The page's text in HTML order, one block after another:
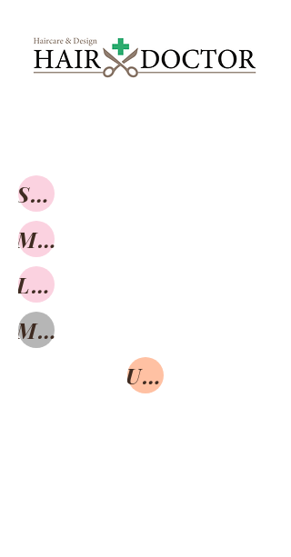
Short
Medium
Long
Mens
UpStyle